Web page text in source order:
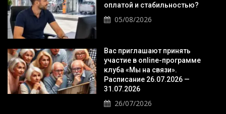
оплатой и стабильностью?
05/08/2026
Вас приглашают принять
участие в online-программе
клуба «Мы на связи».
Расписание 26.07.2026 —
31.07.2026
26/07/2026